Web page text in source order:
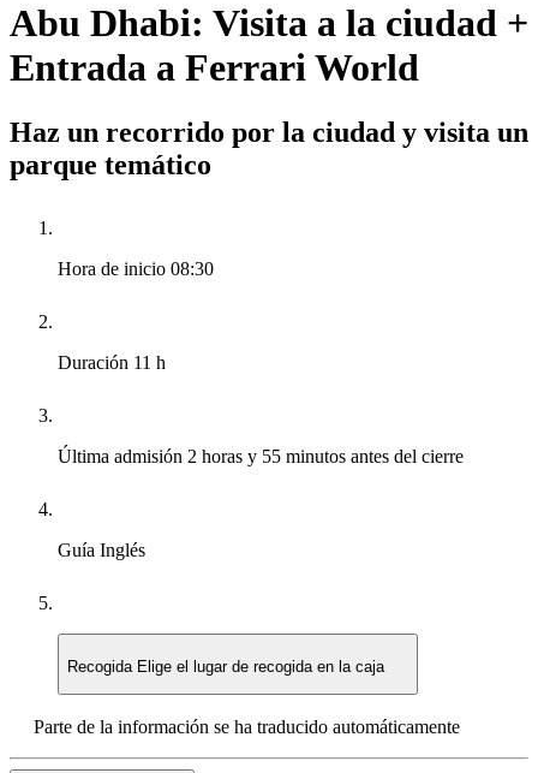
Abu Dhabi: Visita a la ciudad +
Entrada a Ferrari World
Haz un recorrido por la ciudad y visita un
parque temático
Hora de inicio 08:30
Duración 11 h
Última admisión 2 horas y 55 minutos antes del cierre
Guía Inglés
Recogida Elige el lugar de recogida en la caja
Parte de la información se ha traducido automáticamente